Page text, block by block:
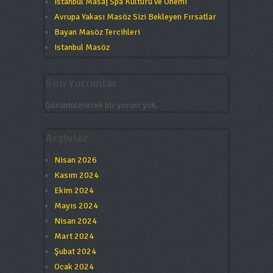
Avrupa Yakası Masöz Sizi Bekleyen Fırsatlar
Bayan Masöz Tercihleri
Istanbul Masöz
Görüntülenecek bir yorum yok.
Nisan 2026
Kasım 2024
Ekim 2024
Mayıs 2024
Nisan 2024
Mart 2024
Şubat 2024
Ocak 2024